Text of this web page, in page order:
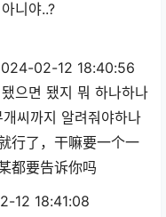
니야..?
02-12 18:40:56
으면 됐지 뭐 하나하나
씨까지 알려줘야하나
行了，干嘛要一个一
都要告诉你吗
12 18:41:08